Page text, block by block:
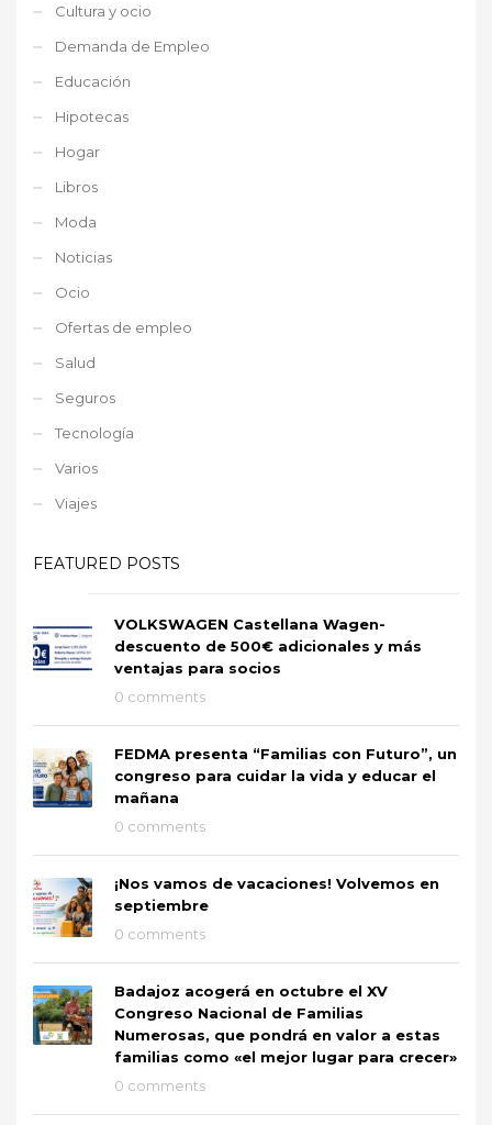
Cultura y ocio
Demanda de Empleo
Educación
Hipotecas
Hogar
Libros
Moda
Noticias
Ocio
Ofertas de empleo
Salud
Seguros
Tecnología
Varios
Viajes
FEATURED POSTS
VOLKSWAGEN Castellana Wagen-
descuento de 500€ adicionales y más
ventajas para socios
0 comments
FEDMA presenta “Familias con Futuro”, un
congreso para cuidar la vida y educar el
mañana
0 comments
¡Nos vamos de vacaciones! Volvemos en
septiembre
0 comments
Badajoz acogerá en octubre el XV
Congreso Nacional de Familias
Numerosas, que pondrá en valor a estas
familias como «el mejor lugar para crecer»
0 comments